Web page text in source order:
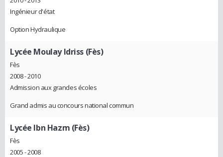
Ingénieur d'état
Option Hydraulique
Lycée Moulay Idriss (Fès)
Fès
2008 - 2010
Admission aux grandes écoles
Grand admis au concours national commun
Lycée Ibn Hazm (Fès)
Fès
2005 - 2008